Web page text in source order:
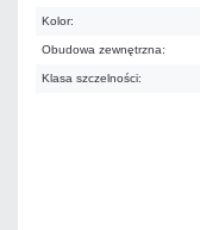
Kolor:
Obudowa zewnętrzna:
Klasa szczelności: